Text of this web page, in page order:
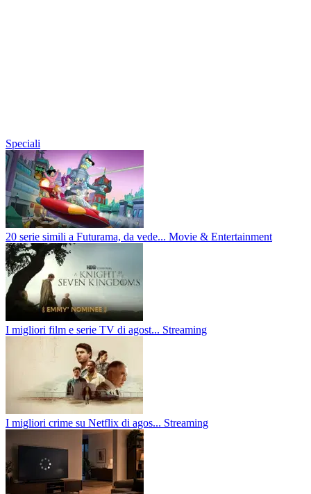
Speciali
20 serie simili a Futurama, da vede... Movie & Entertainment
I migliori film e serie TV di agost... Streaming
I migliori crime su Netflix di agos... Streaming